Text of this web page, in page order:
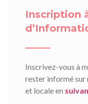
Inscription
Inscrivez-vous à
rester informé
et locale en